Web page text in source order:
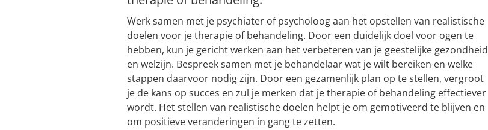
Werk samen met je psychiater of psycholoog aan het opstellen van realistische
doelen voor je therapie of behandeling. Door een duidelijk doel voor ogen te
hebben, kun je gericht werken aan het verbeteren van je geestelijke gezondheid
en welzijn. Bespreek samen met je behandelaar wat je wilt bereiken en welke
stappen daarvoor nodig zijn. Door een gezamenlijk plan op te stellen, vergroot
je de kans op succes en zul je merken dat je therapie of behandeling effectiever
wordt. Het stellen van realistische doelen helpt je om gemotiveerd te blijven en
om positieve veranderingen in gang te zetten.